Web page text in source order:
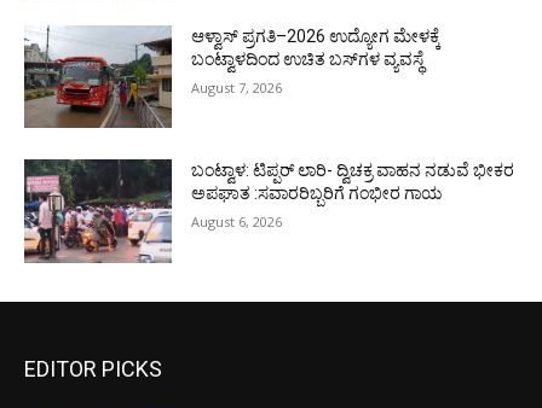
ಆಳ್ವಾಸ್ ಪ್ರಗತಿ–2026 ಉದ್ಯೋಗ ಮೇಳಕ್ಕೆ
ಬಂಟ್ವಾಳದಿಂದ ಉಚಿತ ಬಸ್‌ಗಳ ವ್ಯವಸ್ಥೆ
August 7, 2026
ಬಂಟ್ವಾಳ: ಟಿಪ್ಪರ್ ಲಾರಿ- ದ್ವಿಚಕ್ರ ವಾಹನ ನಡುವೆ ಭೀಕರ
ಅಪಘಾತ :ಸವಾರರಿಬ್ಬರಿಗೆ ಗಂಭೀರ ಗಾಯ
August 6, 2026
EDITOR PICKS